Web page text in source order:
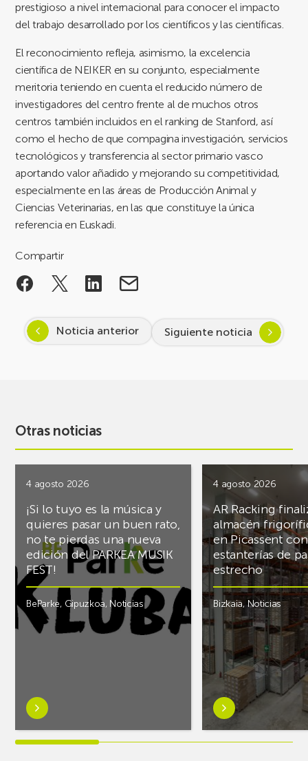
prestigioso a nivel internacional para conocer el impacto
del trabajo desarrollado por los científicos y las científicas.
El reconocimiento refleja, asimismo, la excelencia
científica de NEIKER en su conjunto, especialmente
meritoria teniendo en cuenta el reducido número de
investigadores del centro frente al de muchos otros
centros también incluidos en el ranking de Stanford, así
como el hecho de que compagina investigación, servicios
tecnológicos y transferencia al sector primario vasco
aportando valor añadido y mejorando su competitividad,
especialmente en las áreas de Producción Animal y
Ciencias Veterinarias, en las que constituye la única
referencia en Euskadi.
Compartir
Noticia anterior Siguiente noticia
Otras noticias
4 agosto 2026
¡Si lo tuyo es la música y
quieres pasar un buen rato,
no te pierdas una nueva
edición del PARKEA MUSIK
FEST!
BeParke, Gipuzkoa, Noticias
Saber
más
sobre¡Si
4 agosto 2026
AR Racking
almacén
en Picassent con
estanterías de
estrecho
Bizkaia,Noticias
Saber
más